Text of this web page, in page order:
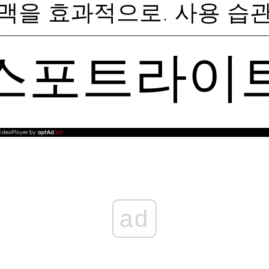
을 효과적으로. 사용 습
포트라이
ad